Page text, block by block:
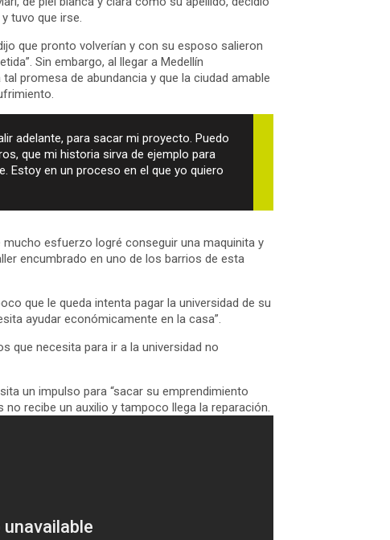
tuvo que irse.
que pronto volverían y con su esposo salieron
Sin embargo, al llegar a Medellín
promesa de abundancia y que la ciudad amable
adelante, para sacar mi proyecto. Puedo
que mi historia sirva de ejemplo para
Estoy en un proceso en el que yo quiero
esfuerzo logré conseguir una maquinita y
encumbrado en uno de los barrios de esta
que le queda intenta pagar la universidad de su
ayudar económicamente en la casa”.
que necesita para ir a la universidad no
un impulso para “sacar su emprendimiento
recibe un auxilio y tampoco llega la reparación.